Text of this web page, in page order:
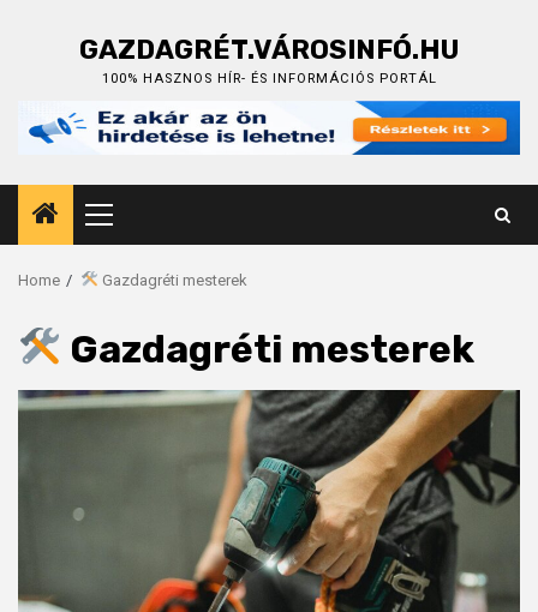
GAZDAGRÉT.VÁROSINFÓ.HU
100% HASZNOS HÍR- ÉS INFORMÁCIÓS PORTÁL
Primary
Menu
Home Gazdagréti mesterek
Gazdagréti mesterek